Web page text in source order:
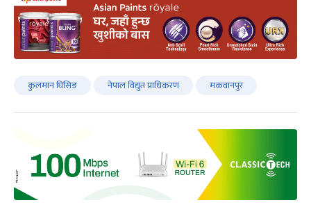
कुलमान घिसिङ नेपाल विद्युत प्राधिकरण मकवानपुर